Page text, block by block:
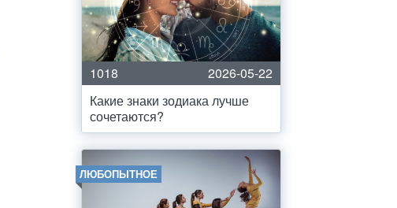
1018
2026-05-22
Какие знаки зодиака лучше
сочетаются?
ЛЮБОПЫТНОЕ